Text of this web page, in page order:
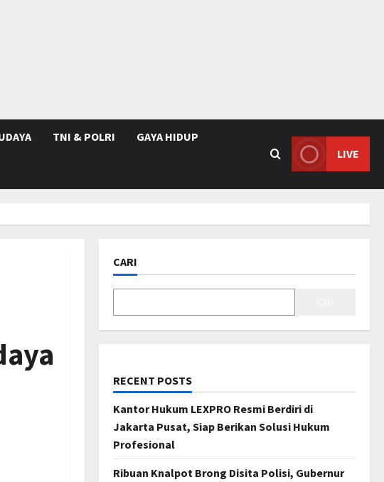
TNI & POLRI GAYA HIDUP
LIVE
CARI
RECENT POSTS
Kantor Hukum LEXPRO Resmi Berdiri di
Jakarta Pusat, Siap Berikan Solusi Hukum
Profesional
Ribuan Knalpot Brong Disita Polisi, Gubernur